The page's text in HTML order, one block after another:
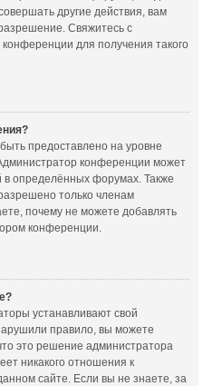
другие действия, вам
Свяжитесь с
для получения такого
предоставлено на уровне
конференции может
определённых форумах. Также
только членам
почему не можете добавлять
конференции.
устанавливают свой
правило, вы можете
это решение администратора
никакого отношения к
сайте. Если вы не знаете, за